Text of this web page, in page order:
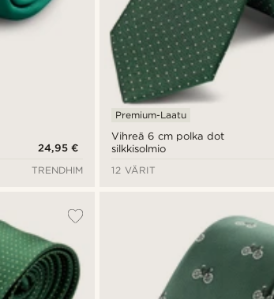
24,95 €
TRENDHIM
Vihreä 6 cm polka dot
silkkisolmio
Premium-Laatu
12 VÄRIT